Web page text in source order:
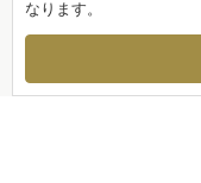
なります。